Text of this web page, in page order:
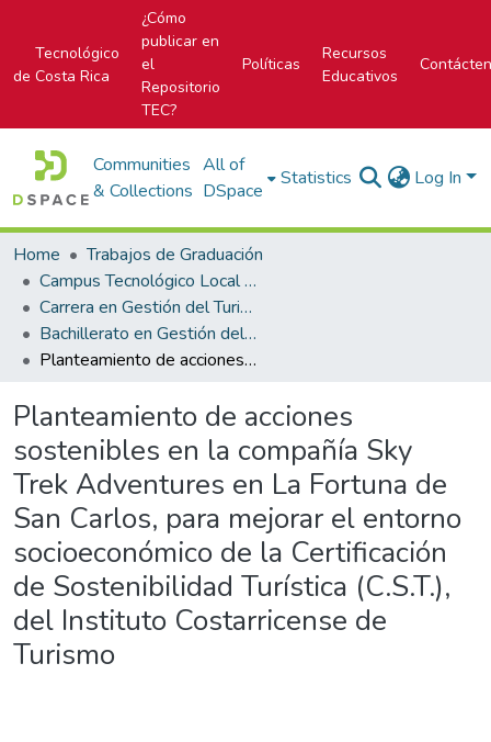
Tecnológico
de Costa Rica
¿Cómo
publicar en
el
Repositorio
TEC?
Políticas
Recursos
Educativos
Communities
& Collections
All of
DSpace
Statistics Log In
Home
Trabajos de Graduación
Campus Tecnológico Local San Carlos
Carrera en Gestión del Turismo Rural Sostenible
Bachillerato en Gestión del Turismo Rural Sostenible
Planteamiento de acciones sostenibles en la compañía Sky Trek Adventures en La Fortuna de San Carlos, para mejorar el entorno socioeconómico de la Certificación de Sostenibilidad Turística (C.S.T.), del Instituto Costarricense de Turismo
Planteamiento de acciones
sostenibles en la compañía Sky
Trek Adventures en La Fortuna de
San Carlos, para mejorar el entorno
socioeconómico de la Certificación
de Sostenibilidad Turística (C.S.T.),
del Instituto Costarricense de
Turismo